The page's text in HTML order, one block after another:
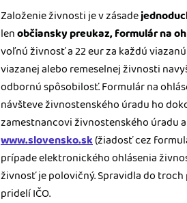
Založenie živnosti je v zásade
lenobčiansky preukaz, formulár na
voľnú živnosť a 22 eur za každú
viazanej alebo remeselnej živnosti
odbornú spôsobilosť. Formulár na
návšteve živnostenského úradu ho
zamestnancovi živnostenského úradu
www.slovensko.sk(žiadosť cez
prípade elektronického ohlásenia
živnosť je polovičný. Spravidla do
pridelí IČO.